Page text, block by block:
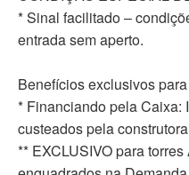
* Sinal facilitado –
entrada sem aperto.
Benefícios exclusivos
* Financiando pela Caixa:
custeados pela
** EXCLUSIVO para